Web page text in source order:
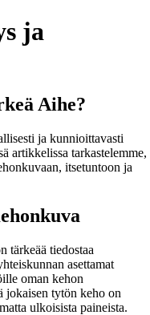
ja
Aihe?
ja kunnioittavasti
artikkelissa tarkastelemme,
itsetuntoon ja
tärkeää tiedostaa
asettamat
oman kehon
jokaisen tytön keho on
ulkoisista paineista.